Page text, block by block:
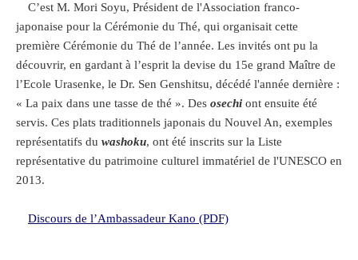
C’est M. Mori Soyu, Président de l'Association franco-
japonaise pour la Cérémonie du Thé, qui organisait cette
première Cérémonie du Thé de l’année. Les invités ont pu la
découvrir, en gardant à l’esprit la devise du 15e grand Maître de
l’Ecole Urasenke, le Dr. Sen Genshitsu, décédé l'année dernière :
« La paix dans une tasse de thé ». Des osechi ont ensuite été
servis. Ces plats traditionnels japonais du Nouvel An, exemples
représentatifs du washoku, ont été inscrits sur la Liste
représentative du patrimoine culturel immatériel de l'UNESCO en
2013.
Discours de l’Ambassadeur Kano (PDF)